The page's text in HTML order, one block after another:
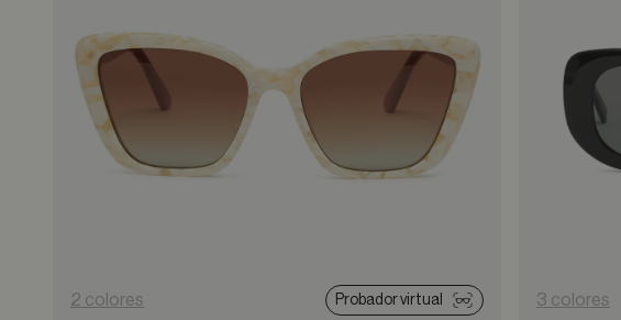
2 colores Probador virtual 3 colores